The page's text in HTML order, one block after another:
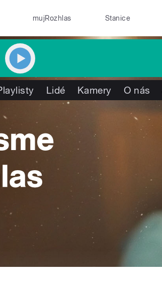
mujRozhlas Stanice
Lidé Kamery O nás